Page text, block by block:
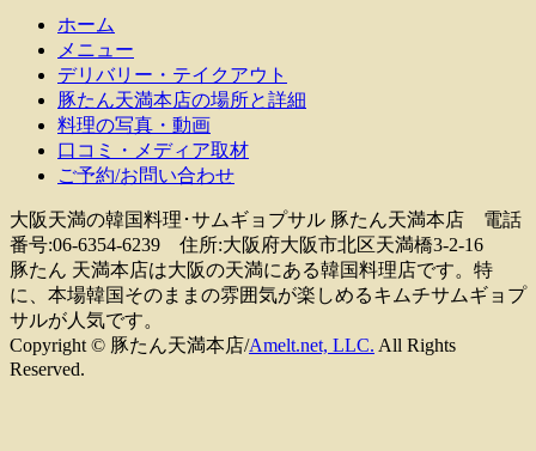
ホーム
メニュー
デリバリー・テイクアウト
豚たん天満本店の場所と詳細
料理の写真・動画
口コミ・メディア取材
ご予約/お問い合わせ
大阪天満の韓国料理･サムギョプサル 豚たん天満本店 電話
番号:06-6354-6239 住所:大阪府大阪市北区天満橋3-2-16
豚たん 天満本店は大阪の天満にある韓国料理店です。特
に、本場韓国そのままの雰囲気が楽しめるキムチサムギョプ
サルが人気です。
Copyright © 豚たん天満本店/Amelt.net, LLC. All Rights
Reserved.